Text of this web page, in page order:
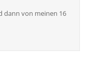
dann von meinen 16